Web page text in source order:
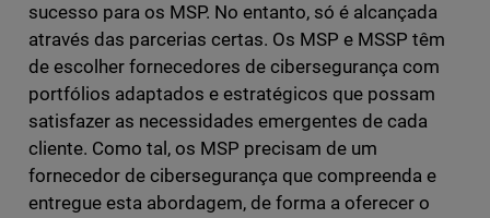
sucesso para os MSP. No entanto, só é alcançada
através das parcerias certas. Os MSP e MSSP têm
de escolher fornecedores de cibersegurança com
portfólios adaptados e estratégicos que possam
satisfazer as necessidades emergentes de cada
cliente. Como tal, os MSP precisam de um
fornecedor de cibersegurança que compreenda e
entregue esta abordagem, de forma a oferecer o